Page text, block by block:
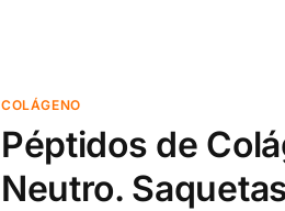
COLÁGENO
Péptidos de
Neutro.